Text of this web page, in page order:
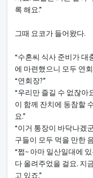
록 해요.”
그때 요코가 들어왔다.
“수혼씨 식사 준비가 대
에 마련했으니 모두 연
“연회장?”
“우리만 즐길 수 없잖아
이 함께 잔치에 동참할
요.”
“이거 통장이 바닥나겠
구들이 모두 먹을 만한
“쩝~ 아마 일산일대에
다 올려주었을 걸요. 지
고 있죠.”